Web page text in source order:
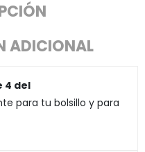
ADICIONAL
4 del
para tu bolsillo y para